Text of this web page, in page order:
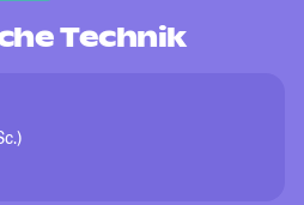
Technik